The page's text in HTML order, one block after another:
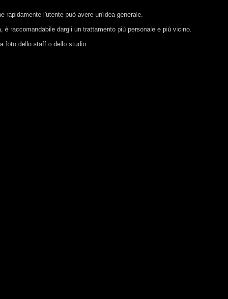
rapidamente l'utente può avere un'idea generale.
è raccomandabile dargli un trattamento più personale e più vicino.
foto dello staff o dello studio.